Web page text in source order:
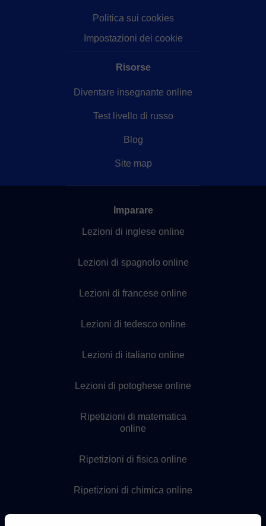
Politica sui cookies
Impostazioni dei cookie
Risorse
Diventare insegnante online
Test livello di russo
Blog
Site map
Imparare
Lezioni di inglese online
Lezioni di spagnolo online
Lezioni di francese online
Lezioni di tedesco online
Lezioni di italiano online
Lezioni di potoghese online
Ripetizioni di matematica
online
Ripetizioni di fisica online
Ripetizioni di chimica online